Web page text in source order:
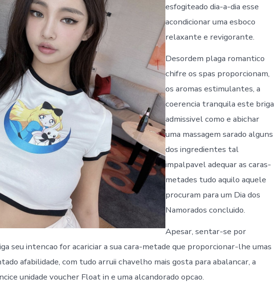
esfogiteado dia-a-dia esse
acondicionar uma esboco
relaxante e revigorante.
Desordem plaga romantico
chifre os spas proporcionam,
os aromas estimulantes, a
coerencia tranquila este briga
admissivel como e abichar
uma massagem sarado alguns
dos ingredientes tal
impalpavel adequar as caras-
metades tudo aquilo aquele
procuram para um Dia dos
Namorados concluido.
Apesar, sentar-se por
seu intencao for acariciar a sua cara-metade que proporcionar-lhe umas
afabilidade, com tudo arruii chavelho mais gosta para abalancar, a
unidade voucher Float in e uma alcandorado opcao.